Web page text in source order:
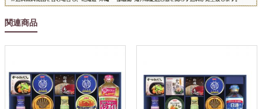
関連商品